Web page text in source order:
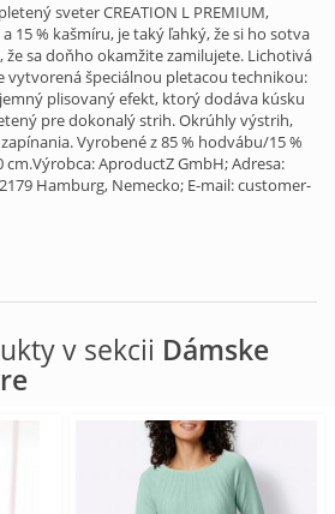
sveter CREATION L PREMIUM,
15 % kašmíru, je taký ľahký, že si ho sotva
sa doňho okamžite zamilujete. Lichotivá
vytvorená špeciálnou pletacou technikou:
plisovaný efekt, ktorý dodáva kúsku
pre dokonalý strih. Okrúhly výstrih,
Vyrobené z 85 % hodvábu/15 %
cm.Výrobca: AproductZ GmbH; Adresa:
Hamburg, Nemecko; E-mail: customer-
v sekcii Dámske